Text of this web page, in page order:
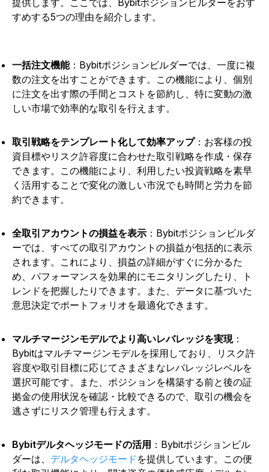
提供します。ここでは、Bybitポジションビルダーをおす
すめする5つの理由を紹介します。
一括注文機能：Bybitポジションビルダーでは、一度に複
数の注文を出すことができます。この機能により、個別
に注文を出す際の手間とコストを節約し、特に変動の激
しい市場で効率的な取引を行えます。
取引戦略をテンプレート化して効率アップ：お客様の投
資目標やリスク許容度に合わせた取引戦略を作成・保存
できます。この機能により、利用したい投資戦略を素早
く活用することで変化の激しい市況でも時間と労力を節
約できます。
全取引アカウントの損益を表示 ：Bybitポジションビルダ
ーでは、すべての取引アカウントの損益が包括的に表示
されます。これにより、損益の詳細がすぐに分かるた
め、パフォーマンスを効果的にモニタリングしたり、ト
レンドを把握したりできます。また、データに基づいた
意思決定でポートフォリオを最適化できます。
マルチマージンモデルでより高いレバレッジを実現：
Bybitはマルチマージンモデルを採用しており、リスク許
容度や取引目標に応じてさまざまなレバレッジレベルを
選択可能です。また、ポジションを構築する前と後の証
拠金の使用状況を確認・比較できるので、取引の機会を
逃さずにリスク管理も行えます。
Bybitデルタヘッジモードの活用 ：Bybitポジションビル
ダーは、 デルタヘッジモード を提供しています。この便